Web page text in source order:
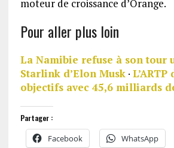
moteur de croissance d’Orange.
Pour aller plus loin
La Namibie refuse à son tour
Starlink d’Elon Musk· L’ARTP
objectifs avec 45,6 milliards
Partager :
Facebook WhatsApp